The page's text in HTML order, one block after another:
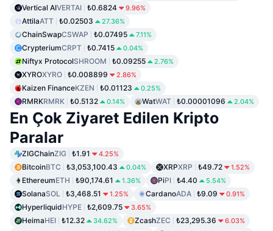
Vertical AIVERTAI ₺0.6824 9.96%
AttilaATT ₺0.02503 27.36%
ChainSwapCSWAP ₺0.07495 7.11%
CrypteriumCRPT ₺0.7415 0.04%
Niftyx ProtocolSHROOM ₺0.09255 2.76%
XYROXYRO ₺0.008899 2.86%
Kaizen FinanceKZEN ₺0.01123 0.25%
RMRKRMRK ₺0.5132 0.14% WatWAT ₺0.00001096 2.04%
En Çok Ziyaret Edilen Kripto
Paralar
ZIGChainZIG ₺1.91 4.25%
BitcoinBTC ₺3,053,100.43 0.04% XRPXRP ₺49.72 1.52%
EthereumETH ₺90,174.61 1.36% PiPI ₺4.40 5.54%
SolanaSOL ₺3,468.51 1.25% CardanoADA ₺9.09 0.91%
HyperliquidHYPE ₺2,609.75 3.65%
HeimaHEI ₺12.32 34.62% ZcashZEC ₺23,295.36 6.03%